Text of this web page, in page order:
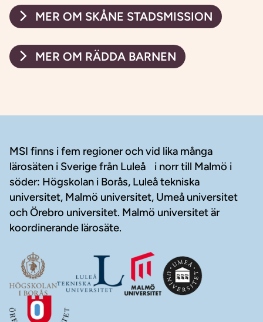
MER OM SKÅNE STADSMISSION
MER OM RÄDDA BARNEN
MSI finns i fem regioner och vid lika många
lärosäten i Sverige från Luleå i norr till Malmö i
söder: Högskolan i Borås, Luleå tekniska
universitet, Malmö universitet, Umeå universitet
och Örebro universitet. Malmö universitet är
koordinerande lärosäte.